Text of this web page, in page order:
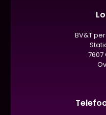
BV&T
7607